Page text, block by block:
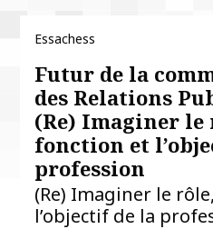
Essachess
Futur de la
des Relations
(Re) Imaginer le
fonction et
profession
(Re) Imaginer le
l’objectif de la